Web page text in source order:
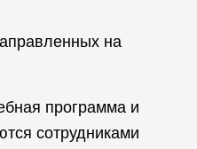
на
программа и
сотрудниками